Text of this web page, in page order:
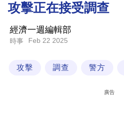
商
業
科
攻擊正在接受調查
經濟一週編輯部
時事 Feb 22 2025
攻擊 調查 警方
廣告